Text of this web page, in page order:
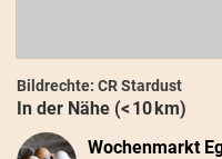
Bildrechte: CR Stardust
In der Nähe (< 10 km)
Wochenmarkt